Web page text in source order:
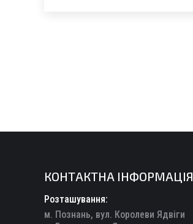
КОНТАКТНА ІНФОРМАЦІЯ
Розташування:
м. Познань, вул. Королеви Ядвіги